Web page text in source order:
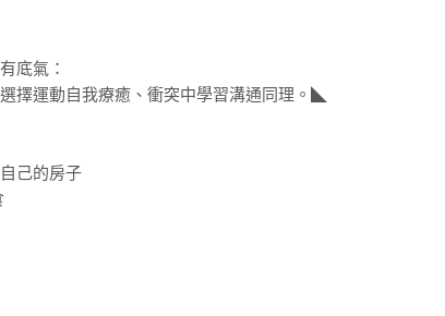
底氣：
擇運動自我療癒、衝突中學習溝通同理。◣
己的房子